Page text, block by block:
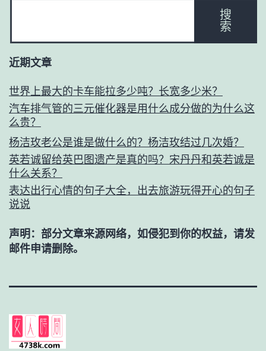
搜
索
近期文章
世界上最大的卡车能拉多少吨？长宽多少米？
汽车排气管的三元催化器是用什么成分做的为什么这
么贵？
杨洁玫老公是谁是做什么的？杨洁玫结过几次婚？
英若诚留给英巴图遗产是真的吗？宋丹丹和英若诚是
什么关系？
表达出行心情的句子大全，出去旅游玩得开心的句子
说说
声明：部分文章来源网络，如侵犯到你的权益，请发
邮件申请删除。